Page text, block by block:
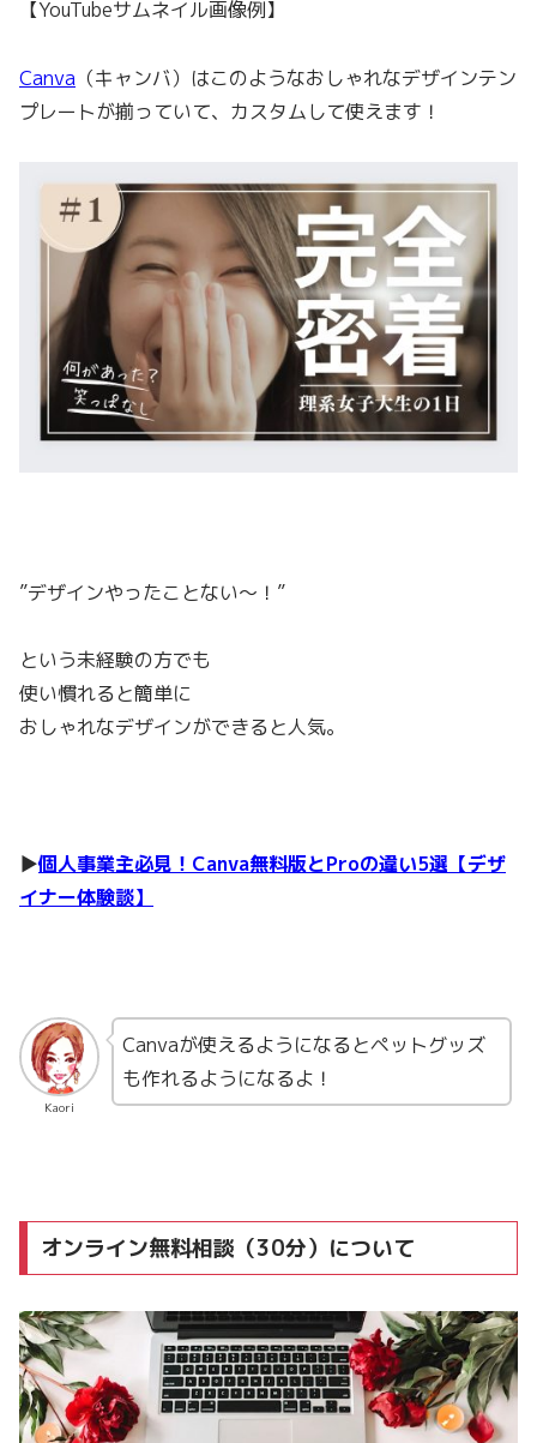
【YouTubeサムネイル画像例】
Canva （キャンバ）はこのようなおしゃれなデザインテン
プレートが揃っていて、カスタムして使えます！
”デザインやったことない〜！”
という未経験の方でも
使い慣れると簡単に
おしゃれなデザインができると人気。
▶︎個人事業主必見！Canva無料版とProの違い5選【デザ
イナー体験談】
Kaori
Canvaが使えるようになるとペットグッズ
も作れるようになるよ！
オンライン無料相談（30分）について